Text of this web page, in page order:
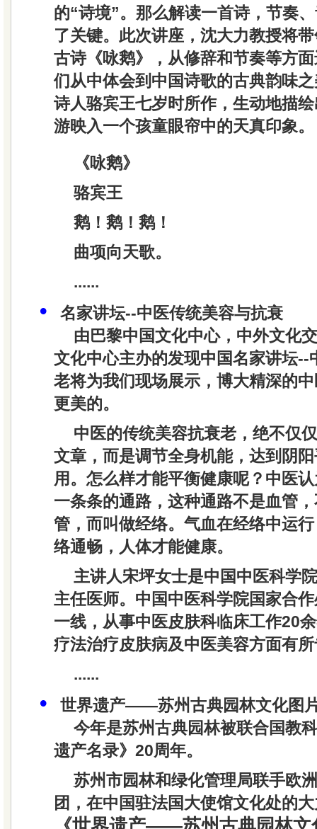
的“诗境”。那么解读一首诗，节奏
了关键。此次讲座，沈大力教授将
古诗《咏鹅》，从修辞和节奏等方
们从中体会到中国诗歌的古典韵味
诗人骆宾王七岁时所作，生动地描
游映入一个孩童眼帘中的天真印象。
《咏鹅》
骆宾王
鹅！鹅！鹅！
曲项向天歌。
......
•
名家讲坛--中医传统美容与抗衰
由巴黎中国文化中心，中外文化
文化中心主办的发现中国名家讲坛--
老将为我们现场展示，博大精深的
更美的。
中医的传统美容抗衰老，绝不仅
文章，而是调节全身机能，达到阴
用。怎么样才能平衡健康呢？中医
一条条的通路，这种通路不是血管
管，而叫做经络。气血在经络中运
络通畅，人体才能健康。
主讲人宋坪女士是中国中医科学
主任医师。中国中医科学院国家合
一线，从事中医皮肤科临床工作20
疗法治疗皮肤病及中医美容方面有
......
•
世界遗产——苏州古典园林文化图
今年是苏州古典园林被联合国教
遗产名录》20周年。
苏州市园林和绿化管理局联手欧
团，在中国驻法国大使馆文化处的